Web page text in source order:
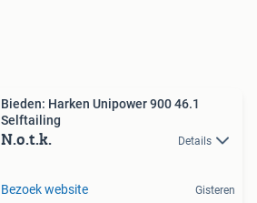
Bieden: Harken Unipower 900 46.1
Selftailing
N.o.t.k. Details
Bezoek website Gisteren